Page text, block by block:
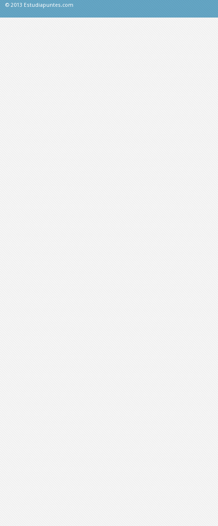
© 2013 Estudiapuntes.com